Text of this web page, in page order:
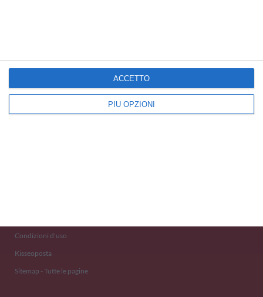
PIÙ OPZIONI
ACCETTO
Kisseo©
Condizioni d'uso
Kisseoposta
Sitemap - Tutte le pagine